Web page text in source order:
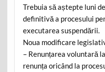
Trebuia să aștepte luni
definitivă a procesului
executarea suspendării.
Noua modificare
– Renunțarea voluntară
renunța oricând la